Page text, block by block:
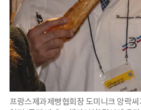
프랑스제과제빵협회장 도미니크 앙락